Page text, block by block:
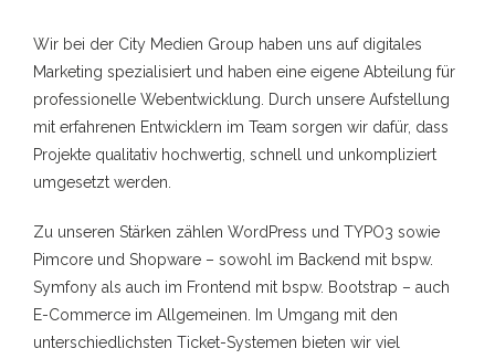
Wir bei der City Medien Group haben uns auf digitales
Marketing spezialisiert und haben eine eigene Abteilung für
professionelle Webentwicklung. Durch unsere Aufstellung
mit erfahrenen Entwicklern im Team sorgen wir dafür, dass
Projekte qualitativ hochwertig, schnell und unkompliziert
umgesetzt werden.
Zu unseren Stärken zählen WordPress und TYPO3 sowie
Pimcore und Shopware – sowohl im Backend mit bspw.
Symfony als auch im Frontend mit bspw. Bootstrap – auch
E-Commerce im Allgemeinen. Im Umgang mit den
unterschiedlichsten Ticket-Systemen bieten wir viel